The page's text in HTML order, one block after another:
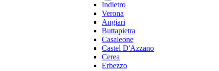
Indietro
Verona
Angiari
Buttapietra
Casaleone
Castel D'Azzano
Cerea
Erbezzo